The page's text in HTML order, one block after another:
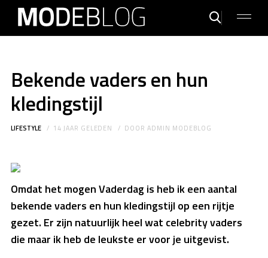
Bekende vaders en hun
kledingstijl
LIFESTYLE 14 JAAR GELEDEN DOORADMIN MODEBLOG
Omdat het mogen Vaderdag is heb ik een aantal
bekende vaders en hun kledingstijl op een rijtje
gezet. Er zijn natuurlijk heel wat celebrity vaders
die maar ik heb de leukste er voor je uitgevist.